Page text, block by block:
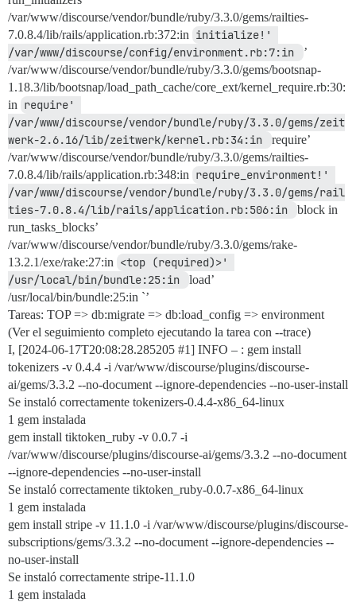
/var/www/discourse/vendor/bundle/ruby/3.3.0/gems/railties-
7.0.8.4/lib/rails/application.rb:372:in initialize!'
/var/www/discourse/config/environment.rb:7:in
’
/var/www/discourse/vendor/bundle/ruby/3.3.0/gems/bootsnap-
1.18.3/lib/bootsnap/load_path_cache/core_ext/kernel_require.rb:30:
in require'
/var/www/discourse/vendor/bundle/ruby/3.3.0/gems/zeit
werk-2.6.16/lib/zeitwerk/kernel.rb:34:in
require’
/var/www/discourse/vendor/bundle/ruby/3.3.0/gems/railties-
7.0.8.4/lib/rails/application.rb:348:in require_environment!'
/var/www/discourse/vendor/bundle/ruby/3.3.0/gems/rail
ties-7.0.8.4/lib/rails/application.rb:506:in
block in
run_tasks_blocks’
/var/www/discourse/vendor/bundle/ruby/3.3.0/gems/rake-
13.2.1/exe/rake:27:in <top (required)>'
/usr/local/bin/bundle:25:in
load’
/usr/local/bin/bundle:25:in `’
Tareas: TOP => db:migrate => db:load_config => environment
(Ver el seguimiento completo ejecutando la tarea con --trace)
I, [2024-06-17T20:08:28.285205 #1] INFO – : gem install
tokenizers -v 0.4.4 -i /var/www/discourse/plugins/discourse-
ai/gems/3.3.2 --no-document --ignore-dependencies --no-user-install
Se instaló correctamente tokenizers-0.4.4-x86_64-linux
1 gem instalada
gem install tiktoken_ruby -v 0.0.7 -i
/var/www/discourse/plugins/discourse-ai/gems/3.3.2 --no-document
--ignore-dependencies --no-user-install
Se instaló correctamente tiktoken_ruby-0.0.7-x86_64-linux
1 gem instalada
gem install stripe -v 11.1.0 -i /var/www/discourse/plugins/discourse-
subscriptions/gems/3.3.2 --no-document --ignore-dependencies --
no-user-install
Se instaló correctamente stripe-11.1.0
1 gem instalada